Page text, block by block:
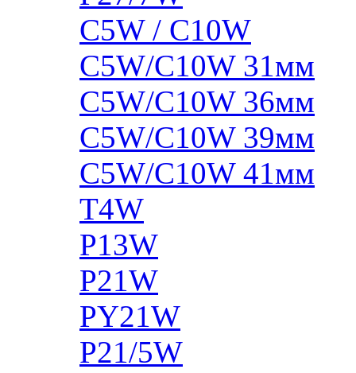
C5W / C10W
C5W/C10W 31мм
C5W/C10W 36мм
C5W/C10W 39мм
C5W/C10W 41мм
T4W
P13W
P21W
PY21W
P21/5W